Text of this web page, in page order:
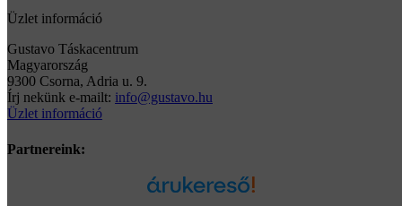
Üzlet információ
Gustavo Táskacentrum
Magyarország
9300 Csorna, Adria u. 9.
Írj nekünk e-mailt: info@gustavo.hu
Üzlet információ
Partnereink: